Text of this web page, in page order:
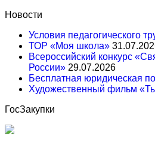
Новости
Условия педагогического
ТОР «Моя школа»
Всероссийский конкурс
России» 29.07.2026
Бесплатная юридическая
Художественный фильм
ГосЗакупки